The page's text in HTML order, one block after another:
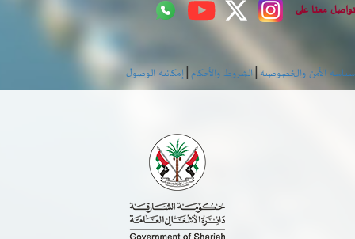
معنا على
الأمن والخصوصية|الشروط والأحكام| إمكانية الوصول